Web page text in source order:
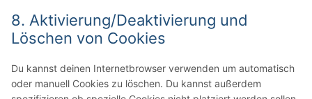
8. Aktivierung/Deaktivierung und
Löschen von Cookies
Du kannst deinen Internetbrowser verwenden um automatisch
oder manuell Cookies zu löschen. Du kannst außerdem